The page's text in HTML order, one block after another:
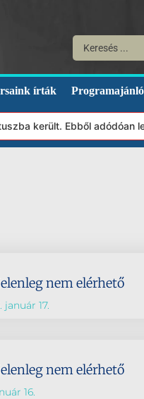
írták Programajánló
került. Ebből
nem elérhető
január 17.
nem elérhető
16.